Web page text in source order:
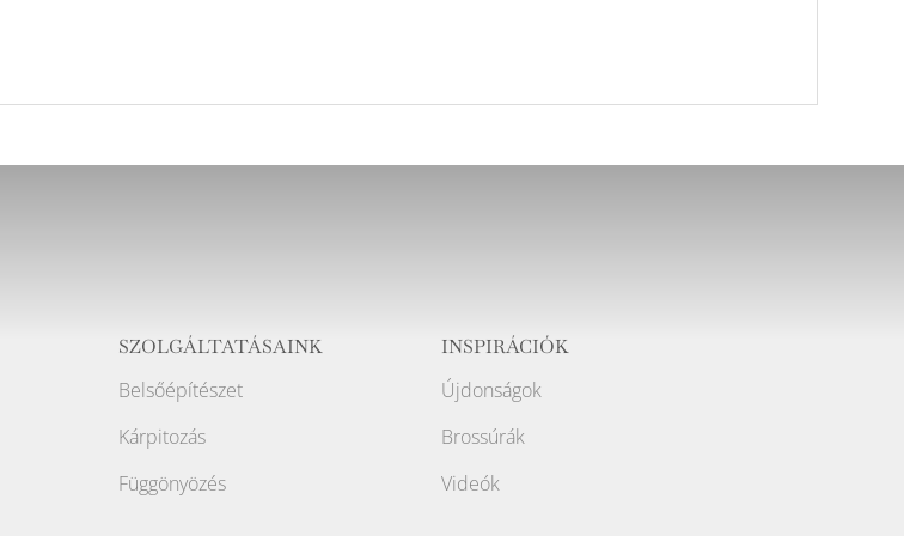
SZOLGÁLTATÁSAINK
Belsőépítészet
Kárpitozás
Függönyözés
INSPIRÁCIÓK
Újdonságok
Brossúrák
Videók